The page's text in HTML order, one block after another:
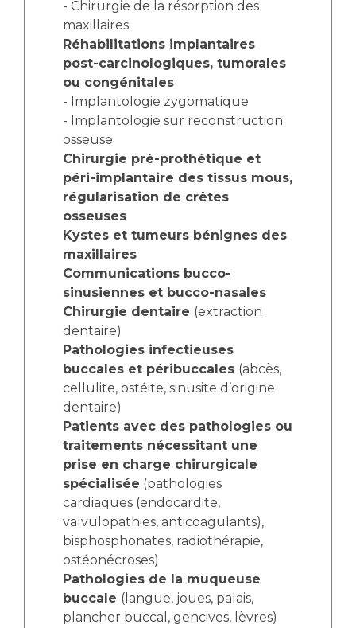
- Chirurgie de la résorption des
maxillaires
Réhabilitations implantaires
post-carcinologiques, tumorales
ou congénitales
- Implantologie zygomatique
- Implantologie sur reconstruction
osseuse
Chirurgie pré-prothétique et
péri-implantaire des tissus mous,
régularisation de crêtes
osseuses
Kystes et tumeurs bénignes des
maxillaires
Communications bucco-
sinusiennes et bucco-nasales
Chirurgie dentaire (extraction
dentaire)
Pathologies infectieuses
buccales et péribuccales (abcès,
cellulite, ostéite, sinusite d’origine
dentaire)
Patients avec des pathologies ou
traitements nécessitant une
prise en charge chirurgicale
spécialisée (pathologies
cardiaques (endocardite,
valvulopathies, anticoagulants),
bisphosphonates, radiothérapie,
ostéonécroses)
Pathologies de la muqueuse
buccale (langue, joues, palais,
plancher buccal, gencives, lèvres)